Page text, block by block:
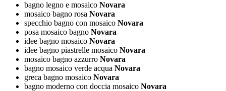
bagno legno e mosaico Novara
mosaico bagno rosa Novara
specchio bagno con mosaico Novara
posa mosaico bagno Novara
idee bagno mosaico Novara
idee bagno piastrelle mosaico Novara
mosaico bagno azzurro Novara
bagno mosaico verde acqua Novara
greca bagno mosaico Novara
bagno moderno con doccia mosaico Novara